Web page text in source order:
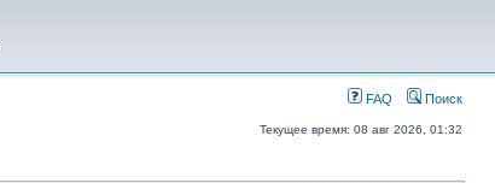
FAQ Поиск
Текущее время: 08 авг 2026, 01:32